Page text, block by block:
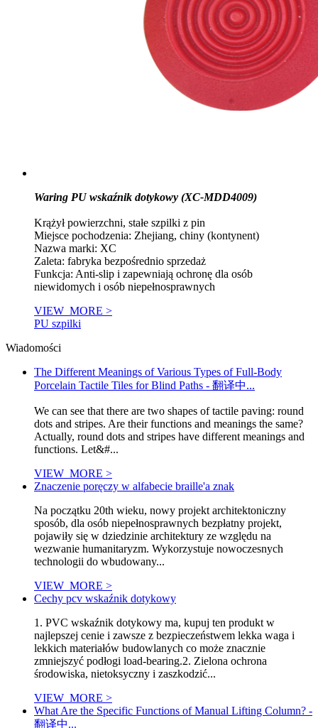
Waring PU wskaźnik dotykowy (XC-MDD4009)
Krążył powierzchni, stałe szpilki z pin
Miejsce pochodzenia: Zhejiang, chiny (kontynent)
Nazwa marki: XC
Zaleta: fabryka bezpośrednio sprzedaż
Funkcja: Anti-slip i zapewniają ochronę dla osób
niewidomych i osób niepełnosprawnych
VIEW_MORE >
PU szpilki
Wiadomości
The Different Meanings of Various Types of Full-Body
Porcelain Tactile Tiles for Blind Paths - 翻译中...
We can see that there are two shapes of tactile paving: round
dots and stripes. Are their functions and meanings the same?
Actually, round dots and stripes have different meanings and
functions. Let&#...
VIEW_MORE >
Znaczenie poręczy w alfabecie braille'a znak
Na początku 20th wieku, nowy projekt architektoniczny
sposób, dla osób niepełnosprawnych bezpłatny projekt,
pojawiły się w dziedzinie architektury ze względu na
wezwanie humanitaryzm. Wykorzystuje nowoczesnych
technologii do wbudowany...
VIEW_MORE >
Cechy pcv wskaźnik dotykowy
1. PVC wskaźnik dotykowy ma, kupuj ten produkt w
najlepszej cenie i zawsze z bezpieczeństwem lekka waga i
lekkich materiałów budowlanych co może znacznie
zmniejszyć podłogi load-bearing.2. Zielona ochrona
środowiska, nietoksyczny i zaszkodzić...
VIEW_MORE >
What Are the Specific Functions of Manual Lifting Column? -
翻译中...